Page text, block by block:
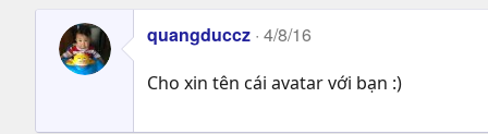
quangduccz 4/8/16
Cho xin tên cái avatar với bạn :)